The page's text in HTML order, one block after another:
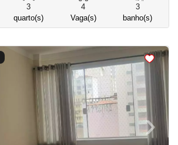
3
quarto(s)
4
Vaga(s)
3
banho(s)
›Next